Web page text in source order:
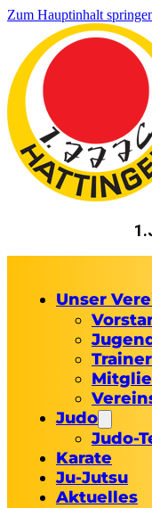
Zum Hauptinhalt
Unser
Trainer
Judo
Judo-
Karate
Ju-Jutsu
Aktuelles